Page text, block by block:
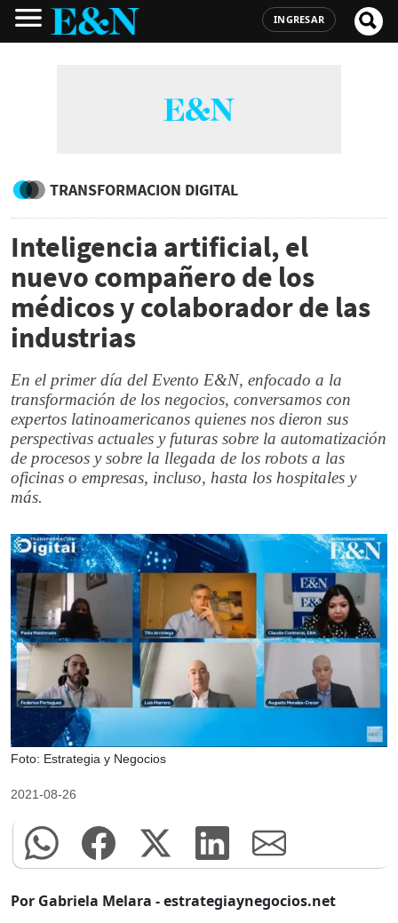
INGRESAR
TRANSFORMACION DIGITAL
Inteligencia artificial, el
nuevo compañero de los
médicos y colaborador de las
industrias
En el primer día del Evento E&N, enfocado a la
transformación de los negocios, conversamos con
expertos latinoamericanos quienes nos dieron sus
perspectivas actuales y futuras sobre la automatización
de procesos y sobre la llegada de los robots a las
oficinas o empresas, incluso, hasta los hospitales y
más.
Foto: Estrategia y Negocios
2021-08-26
Por Gabriela Melara - estrategiaynegocios.net